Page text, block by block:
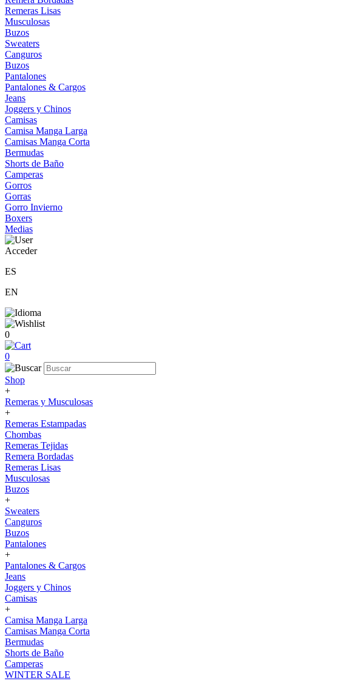
Remeras Lisas
Musculosas
Buzos
Sweaters
Canguros
Buzos
Pantalones
Pantalones & Cargos
Jeans
Joggers y Chinos
Camisas
Camisa Manga Larga
Camisas Manga Corta
Bermudas
Shorts de Baño
Camperas
Gorros
Gorras
Gorro Invierno
Boxers
Medias
Acceder
ES
EN
0
0
Shop
+
Remeras y Musculosas
+
Remeras Estampadas
Chombas
Remeras Tejidas
Remera Bordadas
Remeras Lisas
Musculosas
Buzos
+
Sweaters
Canguros
Buzos
Pantalones
+
Pantalones & Cargos
Jeans
Joggers y Chinos
Camisas
+
Camisa Manga Larga
Camisas Manga Corta
Bermudas
Shorts de Baño
Camperas
WINTER SALE